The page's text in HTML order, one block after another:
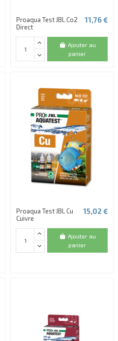
Proaqua Test JBL Co2
Direct
11,76 €
Ajouter au
panier
Proaqua Test JBL Cu
Cuivre
15,02 €
Ajouter au
panier